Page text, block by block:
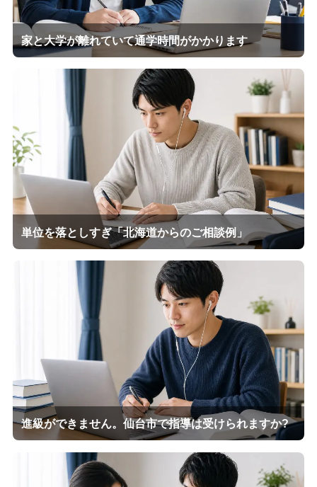
家と大学が離れていて通学時間がかかります
単位を落としすぎ「北海道からのご相談例」
進級ができません。仙台市で指導は受けられますか?